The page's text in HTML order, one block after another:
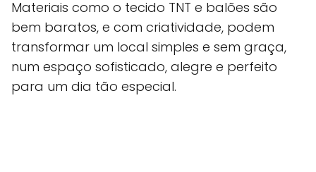
Materiais como o tecido TNT e balões são
bem baratos, e com criatividade, podem
transformar um local simples e sem graça,
num espaço sofisticado, alegre e perfeito
para um dia tão especial.